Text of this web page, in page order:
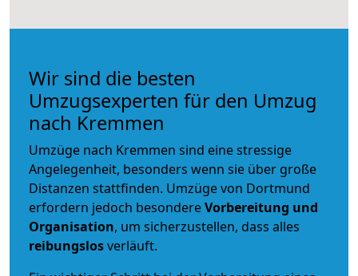
Wir sind die besten
Umzugsexperten für den Umzug
nach Kremmen
Umzüge nach Kremmen sind eine stressige
Angelegenheit, besonders wenn sie über große
Distanzen stattfinden. Umzüge von Dortmund
erfordern jedoch besondereVorbereitung und
Organisation, um sicherzustellen, dass alles
reibungslosverläuft.